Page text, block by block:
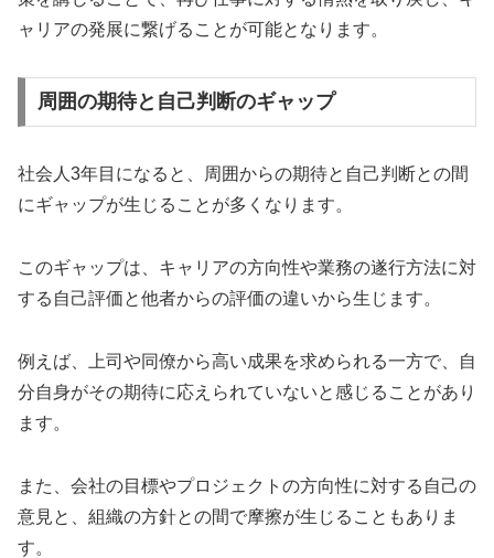
ャリアの発展に繋げることが可能となります。
周囲の期待と自己判断のギャップ
社会人3年目になると、周囲からの期待と自己判断との間
にギャップが生じることが多くなります。
このギャップは、キャリアの方向性や業務の遂行方法に対
する自己評価と他者からの評価の違いから生じます。
例えば、上司や同僚から高い成果を求められる一方で、自
分自身がその期待に応えられていないと感じることがあり
ます。
また、会社の目標やプロジェクトの方向性に対する自己の
意見と、組織の方針との間で摩擦が生じることもありま
す。